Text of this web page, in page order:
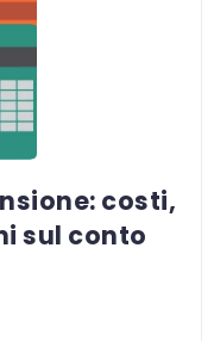
costi,
sul conto